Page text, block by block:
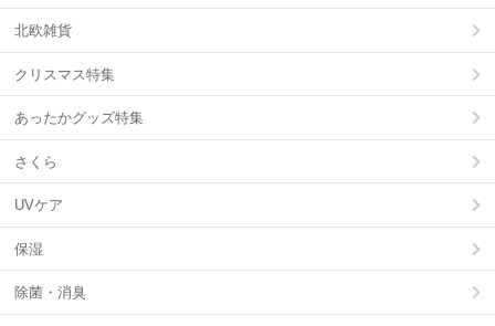
北欧雑貨
クリスマス特集
あったかグッズ特集
さくら
UVケア
保湿
除菌・消臭